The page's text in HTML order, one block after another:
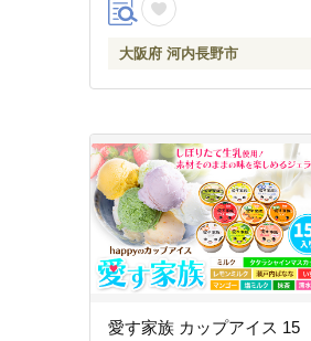
う園
大阪府 河内長野市
愛す家族 カップアイス 15